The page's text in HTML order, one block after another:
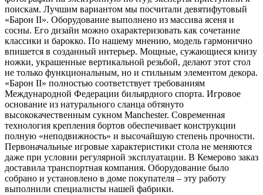
поискам. Лучшим вариантом мы посчитали девятифутовый
«Барон II». Оборудование выполнено из массива ясеня и
сосны. Его дизайн можно охарактеризовать как сочетание
классики и барокко. По нашему мнению, модель гармонично
впишется в созданный интерьер. Мощные, сужающиеся книзу
ножки, украшенные вертикальной резьбой, делают этот стол
не только функциональным, но и стильным элементом декора.
«Барон II» полностью соответствует требованиям
Международной Федерации бильярдного спорта. Игровое
основание из натурального сланца обтянуто
высококачественным сукном Manchester. Современная
технология крепления бортов обеспечивает конструкции
полную «неподвижность» и высочайшую степень прочности.
Первоначальные игровые характеристики стола не меняются
даже при условии регулярной эксплуатации. В Кемерово заказ
доставила транспортная компания. Оборудование было
собрано и установлено в доме покупателя – эту работу
выполнили специалисты нашей фабрики.